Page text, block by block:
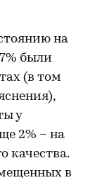
на
были
(в том
у
2% – на
качества.
в